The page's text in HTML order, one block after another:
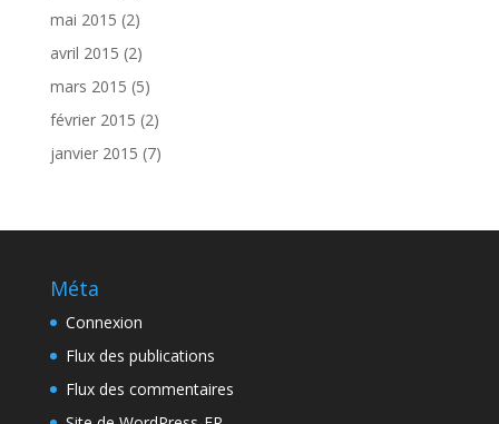
mai 2015 (2)
avril 2015 (2)
mars 2015 (5)
février 2015 (2)
janvier 2015 (7)
Méta
Connexion
Flux des publications
Flux des commentaires